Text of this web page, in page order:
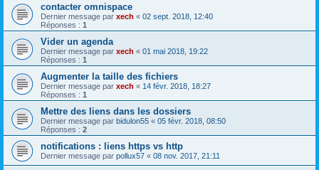
contacter omnispace
Dernier message par xech « 02 sept. 2018, 12:40
Réponses : 1
Vider un agenda
Dernier message par xech « 01 mai 2018, 19:22
Réponses : 1
Augmenter la taille des fichiers
Dernier message par xech « 14 févr. 2018, 18:27
Réponses : 1
Mettre des liens dans les dossiers
Dernier message par bidulon55 « 05 févr. 2018, 08:50
Réponses : 2
notifications : liens https vs http
Dernier message par pollux57 « 08 nov. 2017, 21:11